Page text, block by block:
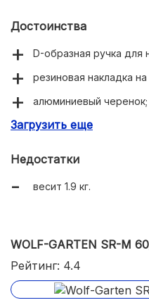
Достоинства
D-образная ручка для
резиновая накладка
алюминиевый черенок;
высокие боковые и
Загрузить еще
Недостатки
весит 1.9 кг.
WOLF-GARTEN SR-M
Рейтинг: 4.4